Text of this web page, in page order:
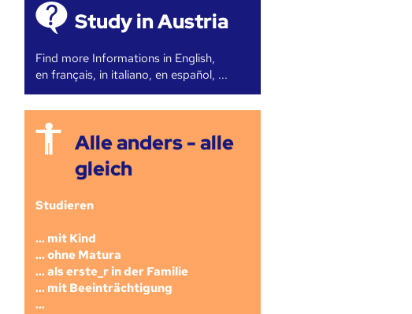
Study in Austria
Find more Informations in English,
en français, in italiano, en español, ...
Alle anders - alle
gleich
Studieren
... mit Kind
... ohne Matura
... als erste_r in der Familie
... mit Beeinträchtigung
...